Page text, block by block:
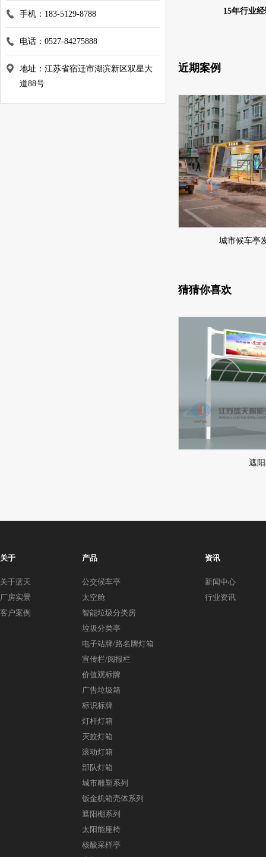
手机：183-5129-8788
电话：0527-84275888
地址：江苏省宿迁市湖滨新区双星大
道88号
15年行业
近期案例
城市候车亭
猜猜你喜欢
遮
关于
关于蓝天
厂房实景
客户案例
产品
公交候车亭
太空舱
智能垃圾分类房
垃圾分类亭
电子站牌/路名牌灯箱
宣传栏/阅报栏
价值观标牌
广告垃圾箱
标识标牌
灯杆灯箱
灭蚊灯箱
滚动灯箱
部队灯箱
城市雕塑系列
钣金机箱壳体系列
遮阳棚系列
太阳能座椅
核酸采样亭
资讯
新闻中心
行业资讯